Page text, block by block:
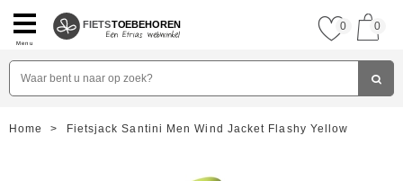
Menu
FIETSTOEBEHOREN 0 0
Home > Fietsjack Santini Men Wind Jacket Flashy Yellow